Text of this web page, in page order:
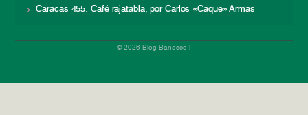
Caracas 455: Café rajatabla, por Carlos «Caque» Armas
© 2026 Blog Banesco |